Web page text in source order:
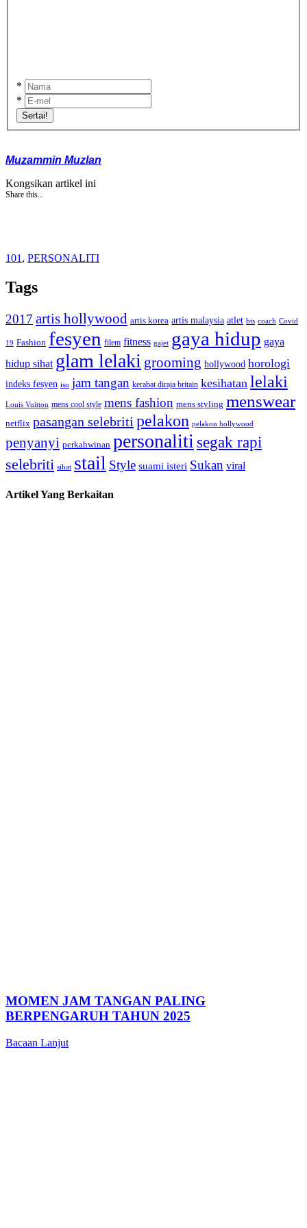
*
*
Sertai!
Muzammin Muzlan
Kongsikan artikel ini
Share this...
101 , PERSONALITI
Tags
2017 artis hollywood artis korea artis malaysia atlet bts coach Covid
19 Fashion fesyen filem fitness gajet gaya hidup gaya
hidup sihat glam lelaki grooming hollywood horologi
indeks fesyen isu jam tangan kerabat diraja britain kesihatan lelaki
Louis Vuitton mens cool style mens fashion mens styling menswear
netflix pasangan selebriti pelakon pelakon hollywood
penyanyi perkahwinan personaliti segak rapi
selebriti sihat stail Style suami isteri Sukan viral
Artikel Yang Berkaitan
MOMEN JAM TANGAN PALING
BERPENGARUH TAHUN 2025
Bacaan Lanjut